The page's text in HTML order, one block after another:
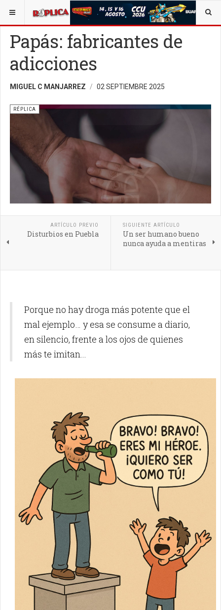
ESTÁ AQUÍ: OPINIÓN RÉPLICA
Papás: fabricantes de
adicciones
MIGUEL C MANJARREZ 02 SEPTIEMBRE 2025
RÉPLICA
ARTÍCULO PREVIO
Disturbios en Puebla
SIGUIENTE ARTÍCULO
Un ser humano bueno
nunca ayuda a mentiras
Porque no hay droga más potente que el
mal ejemplo… y esa se consume a diario,
en silencio, frente a los ojos de quienes
más te imitan...